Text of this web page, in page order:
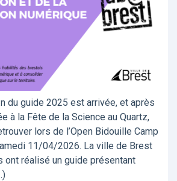
du guide 2025 est arrivée, et après
à la Fête de la Science au Quartz,
lors de l’Open Bidouille Camp
11/04/2026. La ville de Brest
ont réalisé un guide présentant